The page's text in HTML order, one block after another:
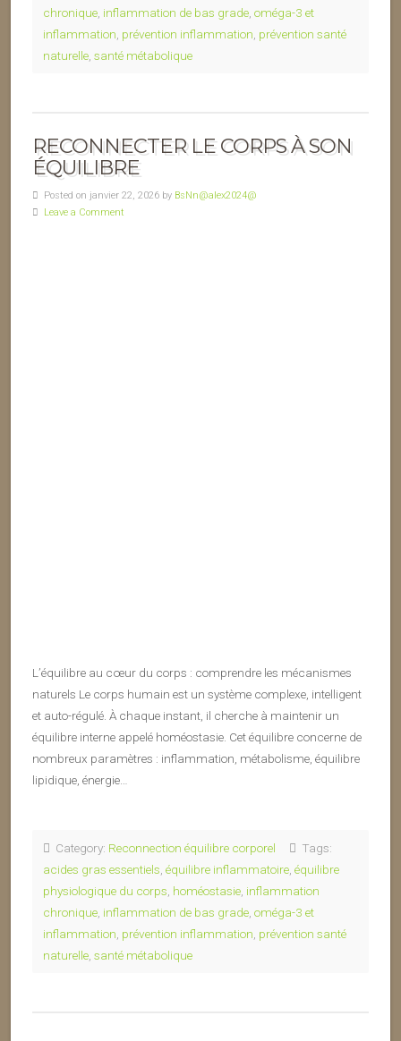
chronique inflammation de bas grade oméga-3 et
inflammation prévention inflammation prévention santé
naturelle santé métabolique
RECONNECTER LE CORPS À SON
ÉQUILIBRE
Posted on janvier 22, 2026 by BsNn@alex2024@
Leave a Comment
L’équilibre au cœur du corps : comprendre les mécanismes
naturels Le corps humain est un système complexe, intelligent
et auto-régulé. À chaque instant, il cherche à maintenir un
équilibre interne appelé homéostasie. Cet équilibre concerne de
nombreux paramètres : inflammation, métabolisme, équilibre
lipidique, énergie…
Category: Reconnection équilibre corporel
Tags:
acides gras essentiels équilibre inflammatoire équilibre
physiologique du corps homéostasie inflammation
chronique inflammation de bas grade oméga-3 et
inflammation prévention inflammation prévention santé
naturelle santé métabolique